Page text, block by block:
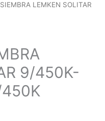
LEMKEN SOLITAR
9/450K-